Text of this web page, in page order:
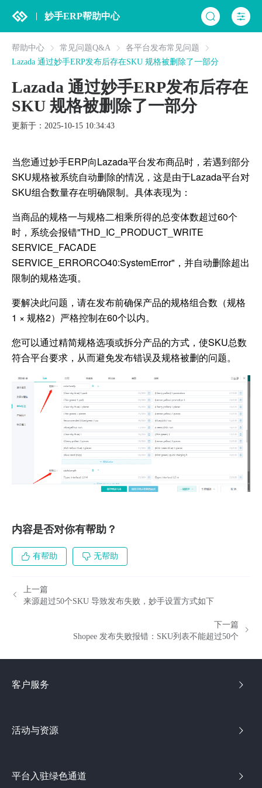
妙手ERP帮助中心
帮助中心 常见问题Q&A
各平台发布常见问题
Lazada 通过妙手ERP发布后存在SKU 规格被删除了一部分
Lazada 通过妙手ERP发布后存在
SKU 规格被删除了一部分
更新于：2025-10-15 10:34:43
当您通过妙手ERP向Lazada平台发布商品时，若遇到部分
SKU规格被系统自动删除的情况，这是由于Lazada平台对
SKU组合数量存在明确限制。具体表现为：
当商品的规格一与规格二相乘所得的总变体数超过60个
时，系统会报错"THD_IC_PRODUCT_WRITE
SERVICE_FACADE
SERVICE_ERRORCO40:SystemError"，并自动删除超出
限制的规格选项。
要解决此问题，请在发布前确保产品的规格组合数（规格
1 × 规格2）严格控制在60个以内。
您可以通过精简规格选项或拆分产品的方式，使SKU总数
符合平台要求，从而避免发布错误及规格被删的问题。
内容是否对你有帮助？
有帮助 无帮助
上一篇
来源超过50个SKU 导致发布失败，妙手设置方式如下
下一篇
Shopee 发布失败报错：SKU列表不能超过50个
客户服务
活动与资源
平台入驻绿色通道